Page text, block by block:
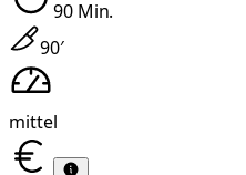
90Min.
90′
mittel